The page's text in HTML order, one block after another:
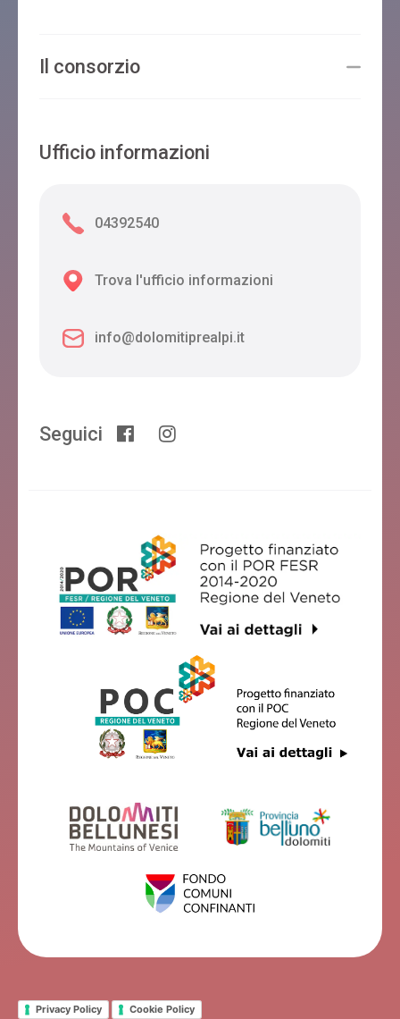
Il consorzio
Ufficio informazioni
04392540
Trova l'ufficio informazioni
info@dolomitiprealpi.it
Seguici
Privacy Policy Cookie Policy